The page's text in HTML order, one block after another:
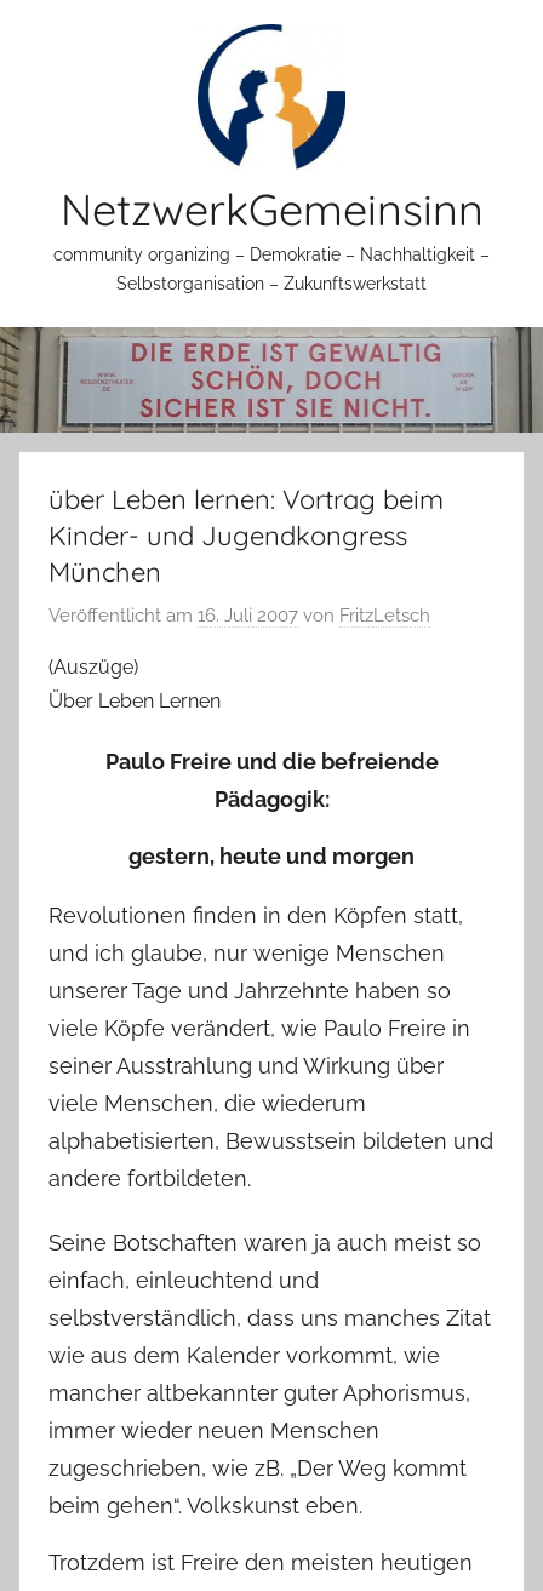
NetzwerkGemeinsinn
community organizing – Demokratie – Nachhaltigkeit –
Selbstorganisation – Zukunftswerkstatt
über Leben lernen: Vortrag beim
Kinder- und Jugendkongress
München
Veröffentlicht am 16. Juli 2007 von FritzLetsch
(Auszüge)
Über Leben Lernen
Paulo Freire und die befreiende
Pädagogik:
gestern, heute und morgen
Revolutionen finden in den Köpfen statt,
und ich glaube, nur wenige Menschen
unserer Tage und Jahrzehnte haben so
viele Köpfe verändert, wie Paulo Freire in
seiner Ausstrahlung und Wirkung über
viele Menschen, die wiederum
alphabetisierten, Bewusstsein bildeten und
andere fortbildeten.
Seine Botschaften waren ja auch meist so
einfach, einleuchtend und
selbstverständlich, dass uns manches Zitat
wie aus dem Kalender vorkommt, wie
mancher altbekannter guter Aphorismus,
immer wieder neuen Menschen
zugeschrieben, wie zB. „Der Weg kommt
beim gehen“. Volkskunst eben.
Trotzdem ist Freire den meisten heutigen